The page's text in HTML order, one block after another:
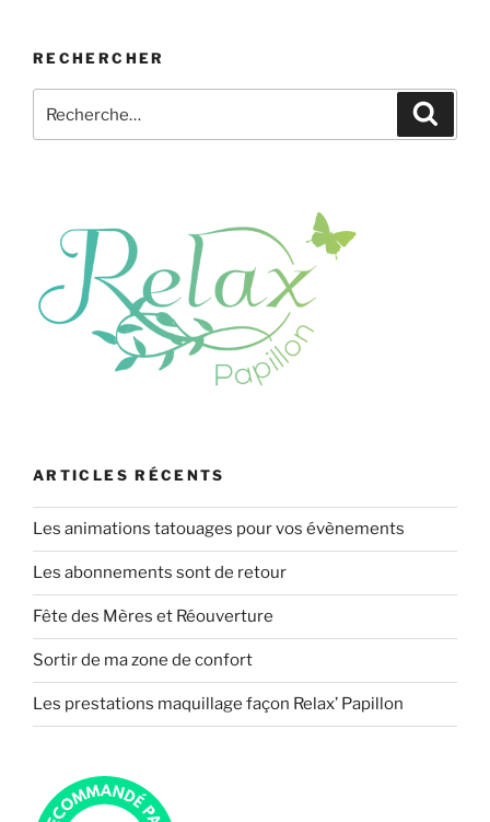
éco-
avec
Lingerie »
RECHERCHER
pour
ARTICLES RÉCENTS
Les animations tatouages pour vos évènements
Les abonnements sont de retour
Fête des Mères et Réouverture
Sortir de ma zone de confort
Les prestations maquillage façon Relax’ Papillon